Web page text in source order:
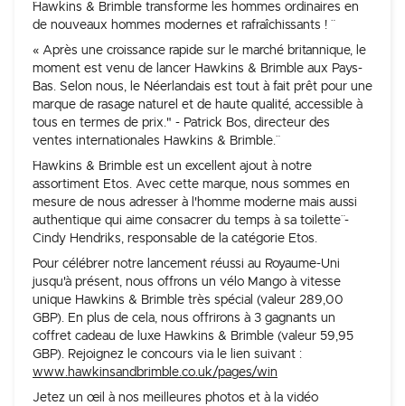
¨Hawkins & Brimble transforme les hommes ordinaires en
de nouveaux hommes modernes et rafraîchissants ! ¨
« Après une croissance rapide sur le marché britannique, le
moment est venu de lancer Hawkins & Brimble aux Pays-
Bas. Selon nous, le Néerlandais est tout à fait prêt pour une
marque de rasage naturel et de haute qualité, accessible à
tous en termes de prix." - Patrick Bos, directeur des
ventes internationales Hawkins & Brimble.¨
¨Hawkins & Brimble est un excellent ajout à notre
assortiment Etos. Avec cette marque, nous sommes en
mesure de nous adresser à l'homme moderne mais aussi
authentique qui aime consacrer du temps à sa toilette¨ -
Cindy Hendriks, responsable de la catégorie Etos.
Pour célébrer notre lancement réussi au Royaume-Uni
jusqu'à présent, nous offrons un vélo Mango à vitesse
unique Hawkins & Brimble très spécial (valeur 289,00
GBP). En plus de cela, nous offrirons à 3 gagnants un
coffret cadeau de luxe Hawkins & Brimble (valeur 59,95
GBP). Rejoignez le concours via le lien suivant :
www.hawkinsandbrimble.co.uk/pages/win
Jetez un œil à nos meilleures photos et à la vidéo